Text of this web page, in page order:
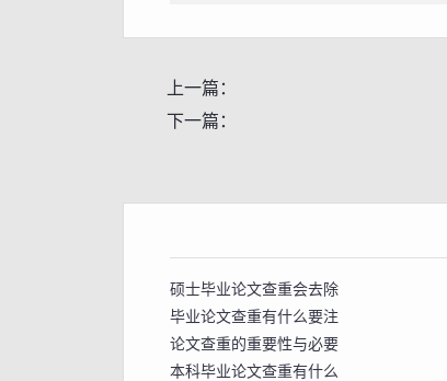
上一篇：
下一篇：
硕士毕业论文查重会去除
毕业论文查重有什么要注
论文查重的重要性与必要
本科毕业论文查重有什么